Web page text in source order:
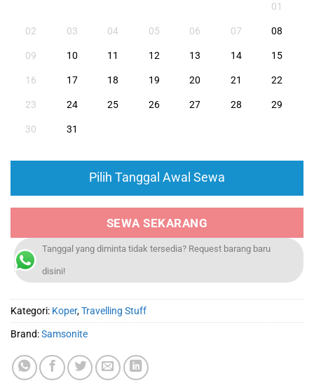
01
02 03 04 05 06 07 08
09 10 11 12 13 14 15
16 17 18 19 20 21 22
23 24 25 26 27 28 29
30 31
Pilih Tanggal Awal Sewa
SEWA SEKARANG
Tanggal yang diminta tidak tersedia? Request barang baru
disini!
Kategori: Koper,Travelling Stuff
Brand:Samsonite